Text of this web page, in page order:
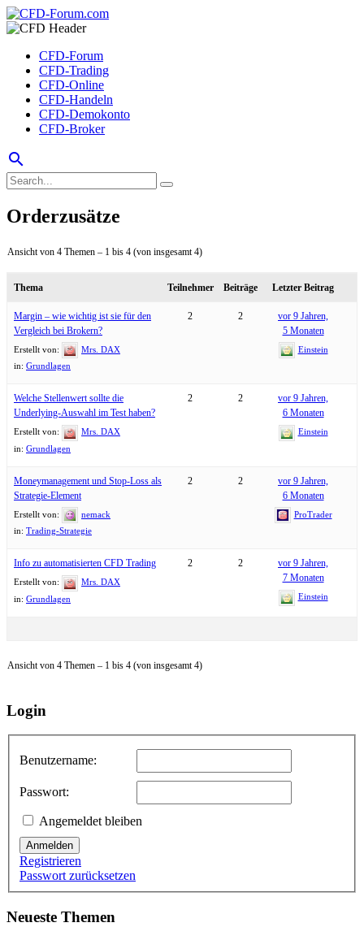
CFD-Forum
CFD-Trading
CFD-Online
CFD-Handeln
CFD-Demokonto
CFD-Broker
search
Orderzusätze
Ansicht von 4 Themen – 1 bis 4 (von insgesamt 4)
Thema Teilnehmer Beiträge Letzter Beitrag
Margin – wie wichtig ist sie für den
Vergleich bei Brokern?
Erstellt von:
Mrs. DAX
in: Grundlagen
2 2
vor 9 Jahren,
5 Monaten
Einstein
Welche Stellenwert sollte die
Underlying-Auswahl im Test haben?
Erstellt von:
Mrs. DAX
in: Grundlagen
2 2
vor 9 Jahren,
6 Monaten
Einstein
Moneymanagement und Stop-Loss als
Strategie-Element
Erstellt von:
nemack
in: Trading-Strategie
2 2
vor 9 Jahren,
6 Monaten
ProTrader
Info zu automatisierten CFD Trading
Erstellt von:
Mrs. DAX
in: Grundlagen
2 2
vor 9 Jahren,
7 Monaten
Einstein
Ansicht von 4 Themen – 1 bis 4 (von insgesamt 4)
Login
Benutzername:
Passwort:
Angemeldet bleiben
Anmelden
Registrieren
Passwort zurücksetzen
Neueste Themen